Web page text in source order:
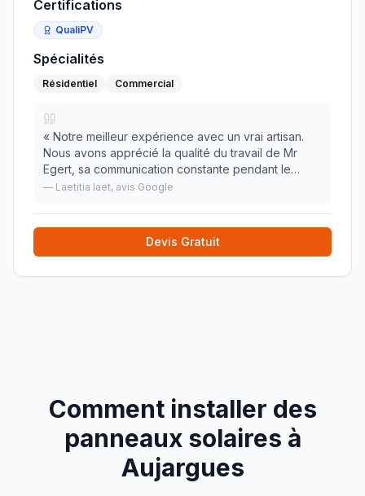
Certifications
QualiPV
Spécialités
Résidentiel Commercial
« Notre meilleur expérience avec un vrai artisan.
Nous avons apprécié la qualité du travail de Mr
Egert, sa communication constante pendant le
chantier, sa disponibilité et sa ponctualité. Mr Egert
— Laetitia laet, avis Google
Devis Gratuit
Comment installer des
panneaux solaires à
Aujargues